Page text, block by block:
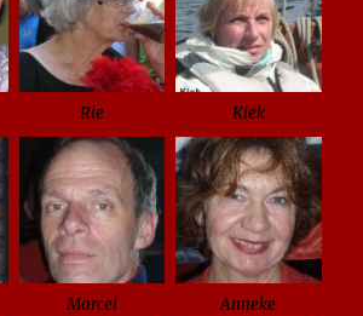
Rie Kiek
Marcel Anneke